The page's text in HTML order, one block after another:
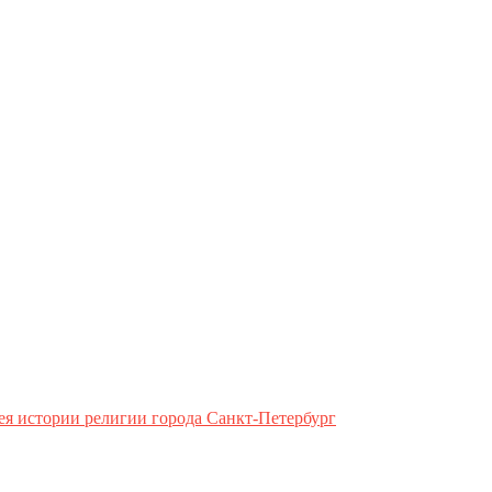
истории религии города Санкт-Петербург